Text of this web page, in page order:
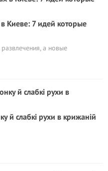
Киеве: 7 идей которые
а новые
й слабкі рухи в крижаній